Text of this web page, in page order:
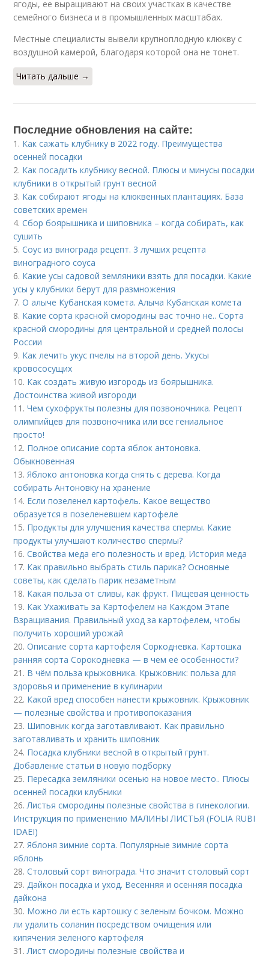
ягоды, ее выращивают на своих участках в качестве
семейного бизнеса и в промышленных масштабах.
Местные специалисты вывели крупноплодную клюкву с
воздушной камерой, благодаря которой она не тонет.
Читать дальше →
Последние обновления на сайте:
1. Как сажать клубнику в 2022 году. Преимущества
осенней посадки
2. Как посадить клубнику весной. Плюсы и минусы посадки
клубники в открытый грунт весной
3. Как собирают ягоды на клюквенных плантациях. База
советских времен
4.Сбор боярышника и шиповника – когда собирать, как
сушить
5.Соус из винограда рецепт. 3 лучших рецепта
виноградного соуса
6. Какие усы садовой земляники взять для посадки. Какие
усы у клубники берут для размножения
7.О алыче Кубанская комета. Алыча Кубанская комета
8. Какие сорта красной смородины вас точно не.. Сорта
красной смородины для центральной и средней полосы
России
9. Как лечить укус пчелы на второй день. Укусы
кровососущих
10. Как создать живую изгородь из боярышника.
Достоинства живой изгороди
11.Чем сухофрукты полезны для позвоночника. Рецепт
олимпийцев для позвоночника или все гениальное
просто!
12. Полное описание сорта яблок антоновка.
Обыкновенная
13.Яблоко антоновка когда снять с дерева. Когда
собирать Антоновку на хранение
14. Если позеленел картофель. Какое вещество
образуется в позеленевшем картофеле
15. Продукты для улучшения качества спермы. Какие
продукты улучшают количество спермы?
16.Свойства меда его полезность и вред. История меда
17. Как правильно выбрать стиль парика? Основные
советы, как сделать парик незаметным
18. Какая польза от сливы, как фрукт. Пищевая ценность
19. Как Ухаживать за Картофелем на Каждом Этапе
Взращивания. Правильный уход за картофелем, чтобы
получить хороший урожай
20.Описание сорта картофеля Соркодневка. Картошка
ранняя сорта Сорокодневка — в чем её особенности?
21. В чём польза крыжовника. Крыжовник: польза для
здоровья и применение в кулинарии
22. Какой вред способен нанести крыжовник. Крыжовник
— полезные свойства и противопоказания
23. Шиповник когда заготавливают. Как правильно
заготавливать и хранить шиповник
24. Посадка клубники весной в открытый грунт.
Добавление статьи в новую подборку
25. Пересадка земляники осенью на новое место.. Плюсы
осенней посадки клубники
26.Листья смородины полезные свойства в гинекологии.
Инструкция по применению МАЛИНЫ ЛИСТЬЯ (FOLIA RUBI
IDAEI)
27.Яблоня зимние сорта. Популярные зимние сорта
яблонь
28.Столовый сорт винограда. Что значит столовый сорт
29.Дайкон посадка и уход. Весенняя и осенняя посадка
дайкона
30. Можно ли есть картошку с зеленым бочком. Можно
ли удалить соланин посредством очищения или
кипячения зеленого картофеля
31.Лист смородины полезные свойства и